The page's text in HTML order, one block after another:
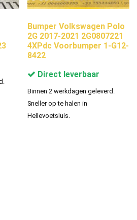
Bumper Volkswagen Polo
2G 2017-2021 2G0807221
4XPdc Voorbumper 1-G12-
8422
Direct leverbaar
Binnen 2 werkdagen geleverd.
Sneller op te halen in
Hellevoetsluis.